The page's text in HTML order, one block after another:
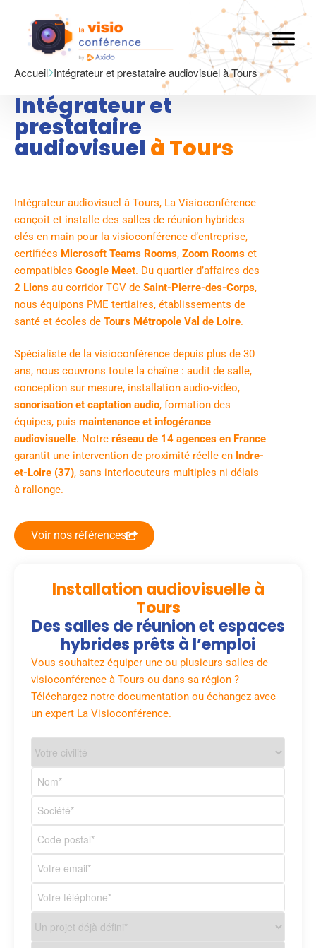
Accueil Intégrateur et prestataire audiovisuel à Tours
Intégrateur et
prestataire
audiovisuel à Tours
Intégrateur audiovisuel à Tours, La Visioconférence
conçoit et installe des salles de réunion hybrides
clés en main pour la visioconférence d’entreprise,
certifiées Microsoft Teams Rooms, Zoom Rooms et
compatibles Google Meet. Du quartier d’affaires des
2 Lions au corridor TGV de Saint-Pierre-des-Corps,
nous équipons PME tertiaires, établissements de
santé et écoles de Tours Métropole Val de Loire.
Spécialiste de la visioconférence depuis plus de 30
ans, nous couvrons toute la chaîne : audit de salle,
conception sur mesure, installation audio-vidéo,
sonorisation et captation audio, formation des
équipes, puis maintenance et infogérance
audiovisuelle. Notre réseau de 14 agences en France
garantit une intervention de proximité réelle en Indre-
et-Loire (37), sans interlocuteurs multiples ni délais
à rallonge.
Voir nos références
Installation audiovisuelle à
Tours
Des salles de réunion et espaces
hybrides prêts à l’emploi
Vous souhaitez équiper une ou plusieurs salles de
visioconférence à Tours ou dans sa région ?
Téléchargez notre documentation ou échangez avec
un expert La Visioconférence.